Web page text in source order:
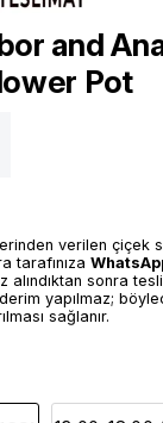
and
Pot
verilen çiçek
tarafınıza
alındıktan sonra
yapılmaz;
sağlanır.